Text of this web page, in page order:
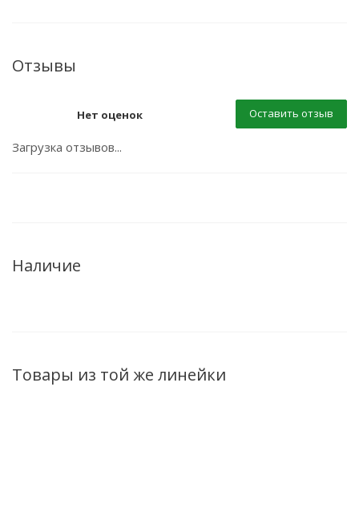
Отзывы
Нет оценок Оставить отзыв
Загрузка отзывов...
Наличие
Товары из той же линейки